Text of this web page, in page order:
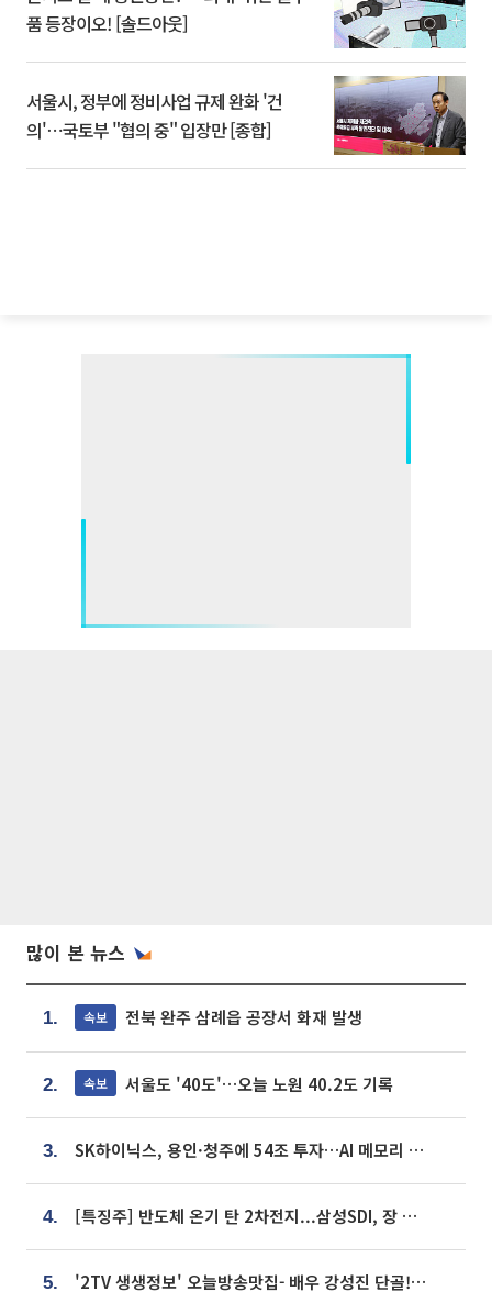
품 등장이오! [솔드아웃]
서울시, 정부에 정비사업 규제 완화 '건
의'⋯국토부 "협의 중" 입장만 [종합]
많이 본 뉴스
1. 속보 전북 완주 삼례읍 공장서 화재 발생
2. 속보 서울도 '40도'…오늘 노원 40.2도 기록
3. SK하이닉스, 용인·청주에 54조 투자…AI 메모리 생산기지 키운다
4. [특징주] 반도체 온기 탄 2차전지...삼성SDI, 장 초반 7% 넘게 껑충
5. '2TV 생생정보' 오늘방송맛집- 배우 강성진 단골! 쌀국수ㆍ푸팟퐁 커리 맛집 '블○○○'